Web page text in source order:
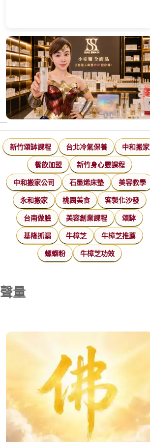
新竹頌缽課程 台北冷氣保養 中和搬家
餐飲加盟 新竹身心靈課程
中和搬家公司 石墨烯床墊 美容教學
永和搬家 桃園美食 客製化沙發
台南做臉 美容創業課程 頌缽
基隆抓漏 牛樟芝 牛樟芝推薦
螺螄粉 牛樟芝功效
聲量